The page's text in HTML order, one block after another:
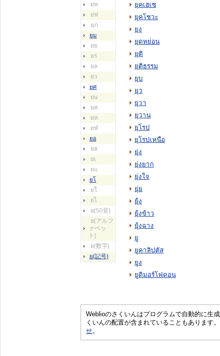
ยพ
ยฟ
ยภ
ยม
ยย
ยร
ยล
ยว
ยศ
ยษ
ยส
ยห
ยฬ
ยอ
ยฮ
ยเ
ยแ
ยโ
ยใ
ยไ
ย(50音)
ย(アルフ
ァベッ
ト)
ย(数字)
ย(記号)
ยุคเฮเซ
ยุคโชวะ
ยุง
ยุดหย่อน
ยุติ
ยุติธรรม
ยุบ
ยุว
ยุวา
ยุวาน
ยุโรป
ยุโรปเหนือ
ยุ่ง
ยุ่งยาก
ยุ่งใจ
ยุ่ย
ยุ้ง
ยุ้งข้าว
ยุ้งฉาง
ยู
ยูคาลิปตัส
ยูง
ยูดิมอร์โฟดอน
Weblioのさくいんはプログラムで自動的に生
くいんの配置が含まれていることもあります
せ。